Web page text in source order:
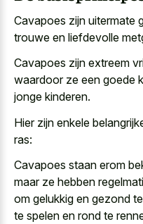
Cavapoes zijn uitermate
trouwe en liefdevolle
Cavapoes zijn extreem
waardoor ze een goede
jonge kinderen.
Hier zijn enkele
ras:
Cavapoes staan erom
maar ze hebben
om gelukkig en gezond
te spelen en rond te